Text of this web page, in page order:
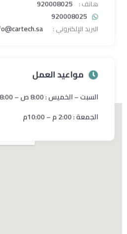
920008025
920008025
مواعيد العمل
السبت – الخميس : 8:00 ص – 8:00 م
الجمعة : 2:00 م – 10:00م